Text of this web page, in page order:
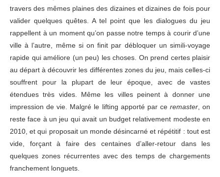
travers des mêmes plaines des dizaines et dizaines de fois pour
valider quelques quêtes. A tel point que les dialogues du jeu
rappellent à un moment qu’on passe notre temps à courir d’une
ville à l’autre, même si on finit par débloquer un simili-voyage
rapide qui améliore (un peu) les choses. On prend certes plaisir
au départ à découvrir les différentes zones du jeu, mais celles-ci
souffrent pour la plupart de leur époque, avec de vastes
étendues très vides. Même les villes peinent à donner une
impression de vie. Malgré le lifting apporté par ce remaster, on
reste face à un jeu qui avait un budget relativement modeste en
2010, et qui proposait un monde désincarné et répétitif : tout est
vide, forçant à faire des centaines d’aller-retour dans les
quelques zones récurrentes avec des temps de chargements
franchement longuets.